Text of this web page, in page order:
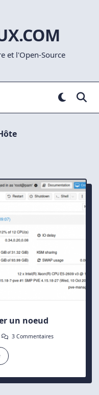
et l'Open-Source
un noeud
3 CommentairesSur